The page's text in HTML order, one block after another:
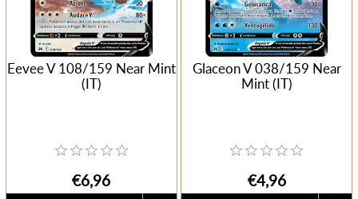
Eevee V 108/159 Near Mint
(IT)
€6,96
Glaceon V 038/159 Near
Mint (IT)
€4,96